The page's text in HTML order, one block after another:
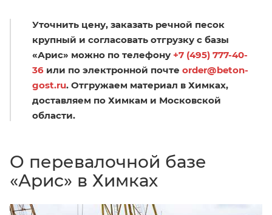
Уточнить цену, заказать речной песок
крупный и согласовать отгрузку с базы
«Арис» можно по телефону +7 (495) 777-40-
36 или по электронной почте order@beton-
gost.ru. Отгружаем материал в Химках,
доставляем по Химкам и Московской
области.
О перевалочной базе
«Арис» в Химках